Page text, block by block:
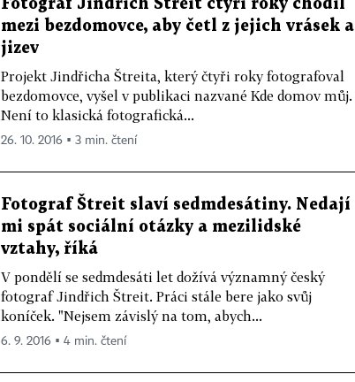
Fotograf Jindřich Štreit čtyři roky chodil
mezi bezdomovce, aby četl z jejich vrásek a
jizev
Projekt Jindřicha Štreita, který čtyři roky fotografoval
bezdomovce, vyšel v publikaci nazvané Kde domov můj.
Není to klasická fotografická...
26. 10. 2016 ▪ 3 min. čtení
Fotograf Štreit slaví sedmdesátiny. Nedají
mi spát sociální otázky a mezilidské
vztahy, říká
V pondělí se sedmdesáti let dožívá významný český
fotograf Jindřich Štreit. Práci stále bere jako svůj
koníček. "Nejsem závislý na tom, abych...
6. 9. 2016 ▪ 4 min. čtení